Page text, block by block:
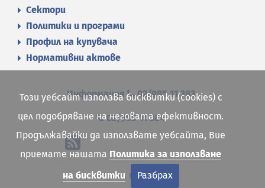
Сектори
Политики и програми
Профил на купувача
Нормативни актове
Информация 02/985 11 383
02/985 11 384
Карта на сайта
Този уебсайт използва бисквитки (cookies) с
цел подобряване на неговата ефективност.
Продължавайки да използвате уебсайта, Вие
приемате нашата Политика за използване
на бисквитки
Разбрах